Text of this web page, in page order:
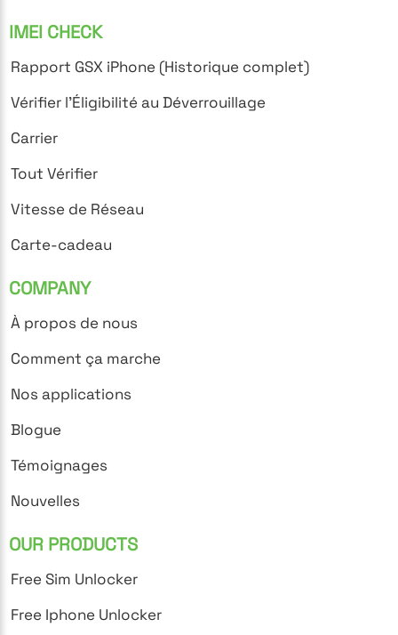
IMEI CHECK
Rapport GSX iPhone (Historique complet)
Vérifier l'Éligibilité au Déverrouillage
Carrier
Tout Vérifier
Vitesse de Réseau
Carte-cadeau
COMPANY
À propos de nous
Comment ça marche
Nos applications
Blogue
Témoignages
Nouvelles
OUR PRODUCTS
Free Sim Unlocker
Free Iphone Unlocker